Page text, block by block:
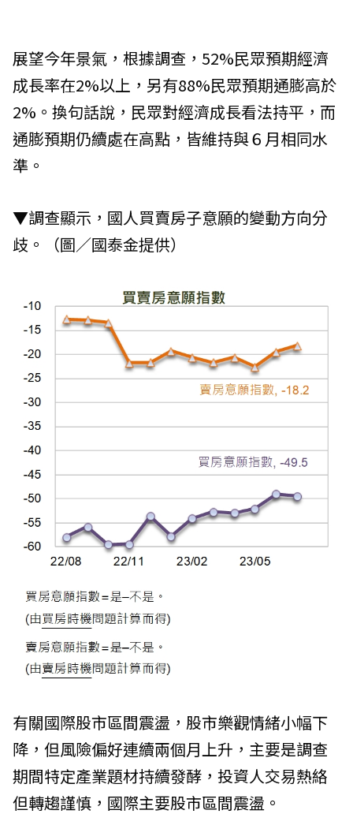
展望今年景氣，根據調查，52%民眾預期經濟
成長率在2%以上，另有88%民眾預期通膨高於
2%。換句話說，民眾對經濟成長看法持平，而
通膨預期仍續處在高點，皆維持與６月相同水
準。
▼調查顯示，國人買賣房子意願的變動方向分
歧。（圖／國泰金提供）
有關國際股市區間震盪，股市樂觀情緒小幅下
降，但風險偏好連續兩個月上升，主要是調查
期間特定產業題材持續發酵，投資人交易熱絡
但轉趨謹慎，國際主要股市區間震盪。